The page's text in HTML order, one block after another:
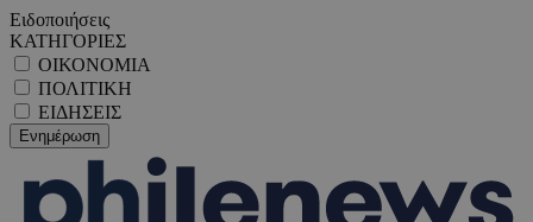
Ειδοποιήσεις
ΚΑΤΗΓΟΡΙΕΣ
ΟΙΚΟΝΟΜΙΑ
ΠΟΛΙΤΙΚΗ
ΕΙΔΗΣΕΙΣ